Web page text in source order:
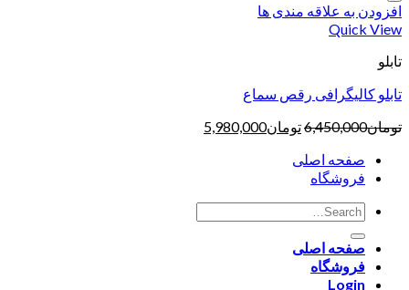
افزودن به علاقه مندی ها
Quick View
تابلو
تابلو کالیگرافی رقص سماع
تومان6,450,000تومان5,980,000
صفحه اصلی
فروشگاه
صفحه اصلی
فروشگاه
Login